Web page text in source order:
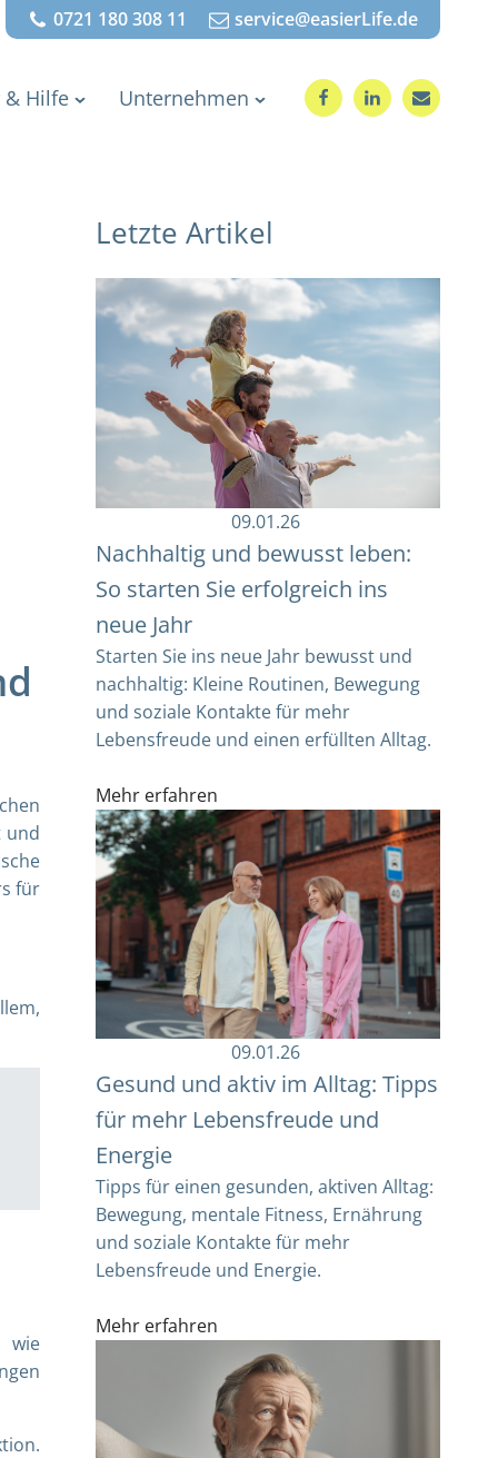
0721 180 308 11 service@easierLife.de
& Hilfe Unternehmen
und
für
wie
Letzte Artikel
09.01.26
Nachhaltig und bewusst leben:
So starten Sie erfolgreich ins
neue Jahr
Starten Sie ins neue Jahr bewusst und
nachhaltig: Kleine Routinen, Bewegung
und soziale Kontakte für mehr
Lebensfreude und einen erfüllten Alltag.
Mehr erfahren
09.01.26
Gesund und aktiv im Alltag: Tipps
für mehr Lebensfreude und
Energie
Tipps für einen gesunden, aktiven Alltag:
Bewegung, mentale Fitness, Ernährung
und soziale Kontakte für mehr
Lebensfreude und Energie.
Mehr erfahren